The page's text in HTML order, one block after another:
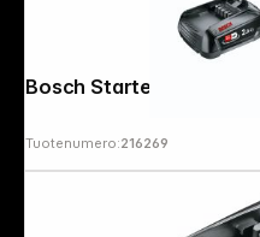
Tuotenumero:216269